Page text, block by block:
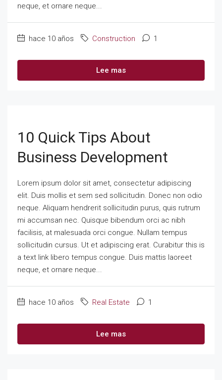
neque, et ornare neque...
hace 10 años Construction 1
Lee mas
10 Quick Tips About
Business Development
Lorem ipsum dolor sit amet, consectetur adipiscing
elit. Duis mollis et sem sed sollicitudin. Donec non odio
neque. Aliquam hendrerit sollicitudin purus, quis rutrum
mi accumsan nec. Quisque bibendum orci ac nibh
facilisis, at malesuada orci congue. Nullam tempus
sollicitudin cursus. Ut et adipiscing erat. Curabitur this is
a text link libero tempus congue. Duis mattis laoreet
neque, et ornare neque...
hace 10 años Real Estate 1
Lee mas